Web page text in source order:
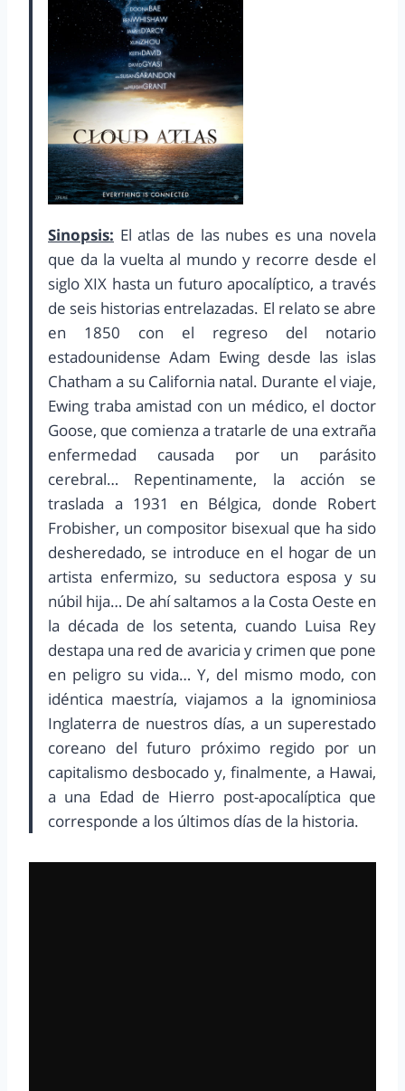
Sinopsis: El atlas de las nubes es una novela
que da la vuelta al mundo y recorre desde el
siglo XIX hasta un futuro apocalíptico, a través
de seis historias entrelazadas. El relato se abre
en 1850 con el regreso del notario
estadounidense Adam Ewing desde las islas
Chatham a su California natal. Durante el viaje,
Ewing traba amistad con un médico, el doctor
Goose, que comienza a tratarle de una extraña
enfermedad causada por un parásito
cerebral… Repentinamente, la acción se
traslada a 1931 en Bélgica, donde Robert
Frobisher, un compositor bisexual que ha sido
desheredado, se introduce en el hogar de un
artista enfermizo, su seductora esposa y su
núbil hija… De ahí saltamos a la Costa Oeste en
la década de los setenta, cuando Luisa Rey
destapa una red de avaricia y crimen que pone
en peligro su vida… Y, del mismo modo, con
idéntica maestría, viajamos a la ignominiosa
Inglaterra de nuestros días, a un superestado
coreano del futuro próximo regido por un
capitalismo desbocado y, finalmente, a Hawai,
a una Edad de Hierro post-apocalíptica que
corresponde a los últimos días de la historia.